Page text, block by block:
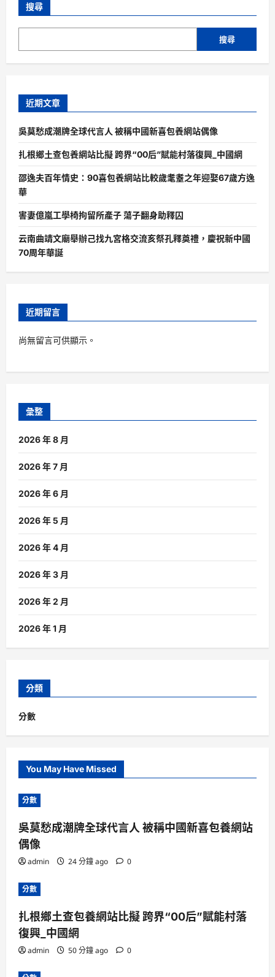
搜尋
搜尋
近期文章
吳莫愁成潮牌全球代言人 被稱中國新喜包養網站偶像
扎根鄉土查包養網站比擬 跨界“00后”賦能村落復興_中國網
邵逸夫百年情史：90喜包養網站比較歲耄耋之年迎娶67歲方逸
華
害妻億嵐工學椅拘留所產子 蕩子翻身助釋囚
云南曲靖文廟舉辦己找九宮格交流亥祭孔釋奠禮，慶祝新中國
70周年華誕
近期留言
尚無留言可供顯示。
彙整
2026 年 8 月
2026 年 7 月
2026 年 6 月
2026 年 5 月
2026 年 4 月
2026 年 3 月
2026 年 2 月
2026 年 1 月
分類
分數
You May Have Missed
分數
吳莫愁成潮牌全球代言人 被稱中國新喜包養網站
偶像
admin 24 分鐘 ago 0
分數
扎根鄉土查包養網站比擬 跨界“00后”賦能村落
復興_中國網
admin 50 分鐘 ago 0